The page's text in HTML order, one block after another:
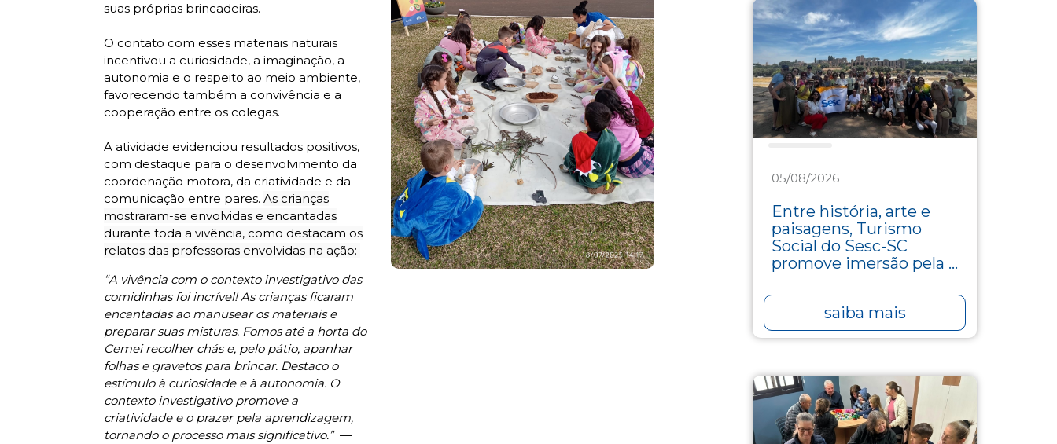
suas próprias brincadeiras.
O contato com esses materiais naturais
incentivou a curiosidade, a imaginação, a
autonomia e o respeito ao meio ambiente,
favorecendo também a convivência e a
cooperação entre os colegas.
A atividade evidenciou resultados positivos,
com destaque para o desenvolvimento da
coordenação motora, da criatividade e da
comunicação entre pares. As crianças
mostraram-se envolvidas e encantadas
durante toda a vivência, como destacam os
relatos das professoras envolvidas na ação:
“A vivência com o contexto investigativo das
comidinhas foi incrível! As crianças ficaram
encantadas ao manusear os materiais e
preparar suas misturas. Fomos até a horta do
Cemei recolher chás e, pelo pátio, apanhar
folhas e gravetos para brincar. Destaco o
estímulo à curiosidade e à autonomia. O
contexto investigativo promove a
criatividade e o prazer pela aprendizagem,
tornando o processo mais significativo.”—
05/08/2026
Entre história, arte e
paisagens, Turismo
Social do Sesc-SC
promove imersão pela ...
saiba mais